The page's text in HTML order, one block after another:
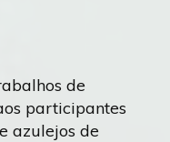
de
participantes
azulejos de